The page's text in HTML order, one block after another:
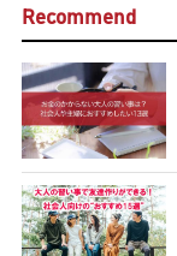
Recommend